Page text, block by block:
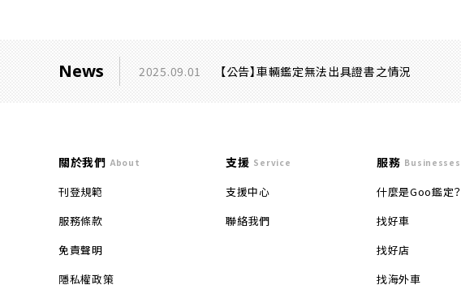
News 2025.09.01 【公告】車輛鑑定無法出具證書之情況
關於我們 About
刊登規範
服務條款
免責聲明
隱私權政策
支援 Service
支援中心
聯絡我們
服務 Businesses
什麼是Goo鑑定？
找好車
找好店
找海外車